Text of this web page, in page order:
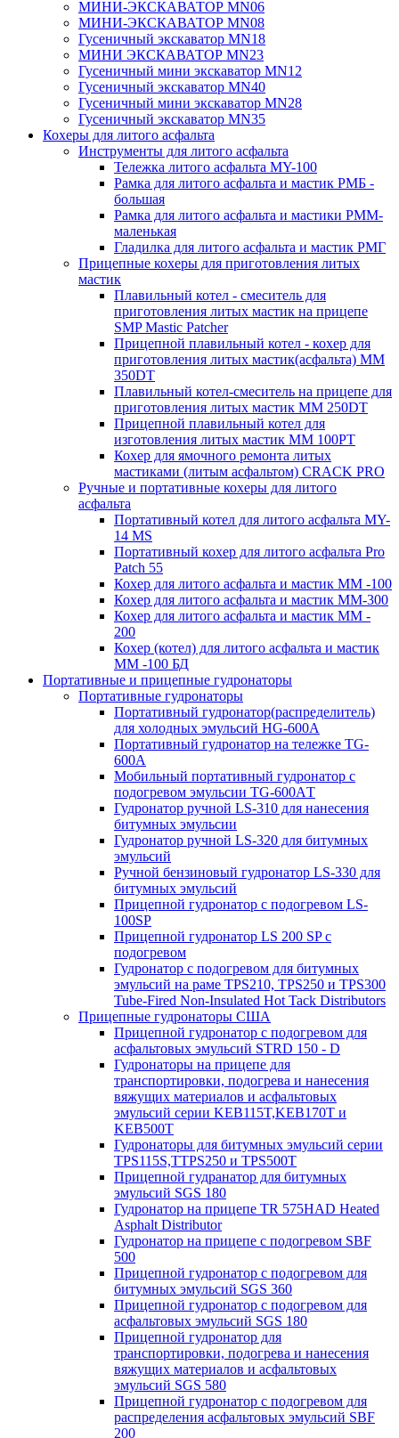
МИНИ-ЭКСКАВАТОР MN06
МИНИ-ЭКСКАВАТОР MN08
Гусеничный экскаватор MN18
МИНИ ЭКСКАВАТОР MN23
Гусеничный мини экскаватор MN12
Гусеничный экскаватор MN40
Гусеничный мини экскаватор MN28
Гусеничный экскаватор MN35
Кохеры для литого асфальта
Инструменты для литого асфальта
Тележка литого асфальта MY-100
Рамка для литого асфальта и мастик РМБ -
большая
Рамка для литого асфальта и мастики РММ-
маленькая
Гладилка для литого асфальта и мастик РМГ
Прицепные кохеры для приготовления литых
мастик
Плавильный котел - смеситель для
приготовления литых мастик на прицепе
SMP Mastic Patcher
Прицепной плавильный котел - кохер для
приготовления литых мастик(асфальта) MM
350DT
Плавильный котел-смеситель на прицепе для
приготовления литых мастик MM 250DT
Прицепной плавильный котел для
изготовления литых мастик MM 100PT
Кохер для ямочного ремонта литых
мастиками (литым асфальтом) CRACK PRO
Ручные и портативные кохеры для литого
асфальта
Портативный котел для литого асфальта MY-
14 MS
Портативный кохер для литого асфальта Pro
Patch 55
Кохер для литого асфальта и мастик MM -100
Кохер для литого асфальта и мастик MM-300
Кохер для литого асфальта и мастик MM -
200
Кохер (котел) для литого асфальта и мастик
MM -100 БД
Портативные и прицепные гудронаторы
Портативные гудронаторы
Портативный гудронатор(распределитель)
для холодных эмульсий HG-600A
Портативный гудронатор на тележке TG-
600A
Мобильный портативный гудронатор с
подогревом эмульсии TG-600AТ
Гудронатор ручной LS-310 для нанесения
битумных эмульсии
Гудронатор ручной LS-320 для битумных
эмульсий
Ручной бензиновый гудронатор LS-330 для
битумных эмульсий
Прицепной гудронатор с подогревом LS-
100SP
Прицепной гудронатор LS 200 SP с
подогревом
Гудронатор с подогревом для битумных
эмульсий на раме TPS210, TPS250 и TPS300
Tube-Fired Non-Insulated Hot Tack Distributors
Прицепные гудронаторы США
Прицепной гудронатор с подогревом для
асфальтовых эмульсий STRD 150 - D
Гудронаторы на прицепе для
транспортировки, подогрева и нанесения
вяжущих материалов и асфальтовых
эмульсий серии KEB115T,KEB170T и
KEB500T
Гудронаторы для битумных эмульсий серии
TPS115S,TTPS250 и TPS500T
Прицепной гудранатор для битумных
эмульсий SGS 180
Гудронатор на прицепе TR 575HAD Heated
Asphalt Distributor
Гудронатор на прицепе с подогревом SBF
500
Прицепной гудронатор с подогревом для
битумных эмульсий SGS 360
Прицепной гудронатор с подогревом для
асфальтовых эмульсий SGS 180
Прицепной гудронатор для
транспортировки, подогрева и нанесения
вяжущих материалов и асфальтовых
эмульсий SGS 580
Прицепной гудронатор с подогревом для
распределения асфальтовых эмульсий SBF
200